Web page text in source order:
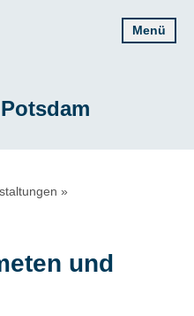
Menü
und